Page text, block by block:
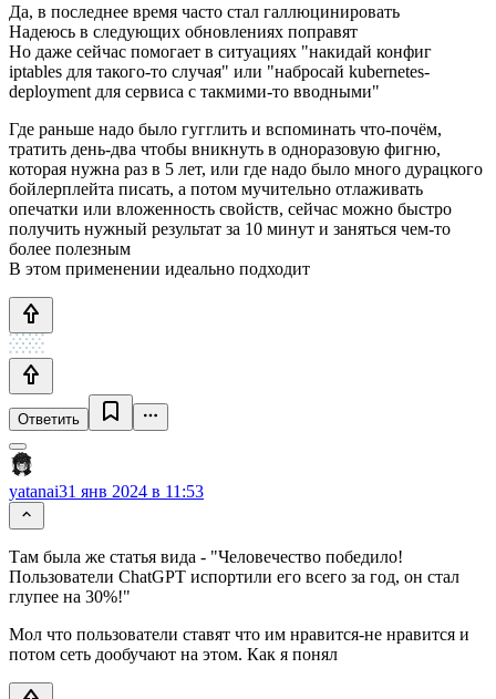
Да, в последнее время часто стал галлюцинировать
Надеюсь в следующих обновлениях поправят
Но даже сейчас помогает в ситуациях "накидай конфиг
iptables для такого-то случая" или "набросай kubernetes-
deployment для сервиса с такмими-то вводными"
Где раньше надо было гугглить и вспоминать что-почём,
тратить день-два чтобы вникнуть в одноразовую фигню,
которая нужна раз в 5 лет, или где надо было много дурацкого
бойлерплейта писать, а потом мучительно отлаживать
опечатки или вложенность свойств, сейчас можно быстро
получить нужный результат за 10 минут и заняться чем-то
более полезным
В этом применении идеально подходит
Ответить
yatanai31 янв 2024 в 11:53
Там была же статья вида - "Человечество победило!
Пользователи ChatGPT испортили его всего за год, он стал
глупее на 30%!"
Мол что пользователи ставят что им нравится-не нравится и
потом сеть дообучают на этом. Как я понял